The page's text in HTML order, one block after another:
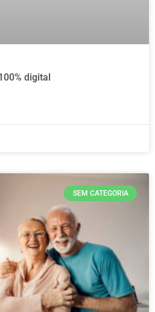
digital
SEM CATEGORIA